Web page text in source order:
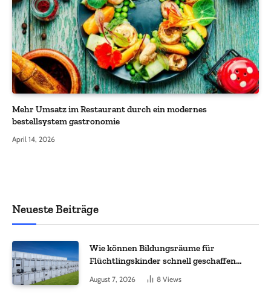
Mehr Umsatz im Restaurant durch ein modernes
bestellsystem gastronomie
April 14, 2026
Neueste Beiträge
Wie können Bildungsräume für
Flüchtlingskinder schnell geschaffen
August 7, 2026 8 Views